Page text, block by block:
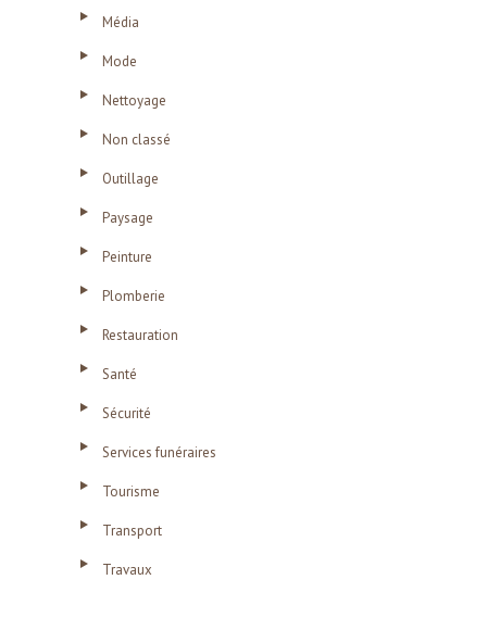
Média
Mode
Nettoyage
Non classé
Outillage
Paysage
Peinture
Plomberie
Restauration
Santé
Sécurité
Services funéraires
Tourisme
Transport
Travaux